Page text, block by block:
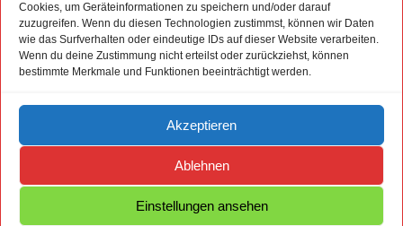
Cookies, um Geräteinformationen zu speichern und/oder darauf
zuzugreifen. Wenn du diesen Technologien zustimmst, können wir Daten
wie das Surfverhalten oder eindeutige IDs auf dieser Website verarbeiten.
Wenn du deine Zustimmung nicht erteilst oder zurückziehst, können
bestimmte Merkmale und Funktionen beeinträchtigt werden.
Akzeptieren
Ablehnen
Einstellungen ansehen
 +49 89 129 4265
Españolverfügbar.
Impressum
Datenschutz